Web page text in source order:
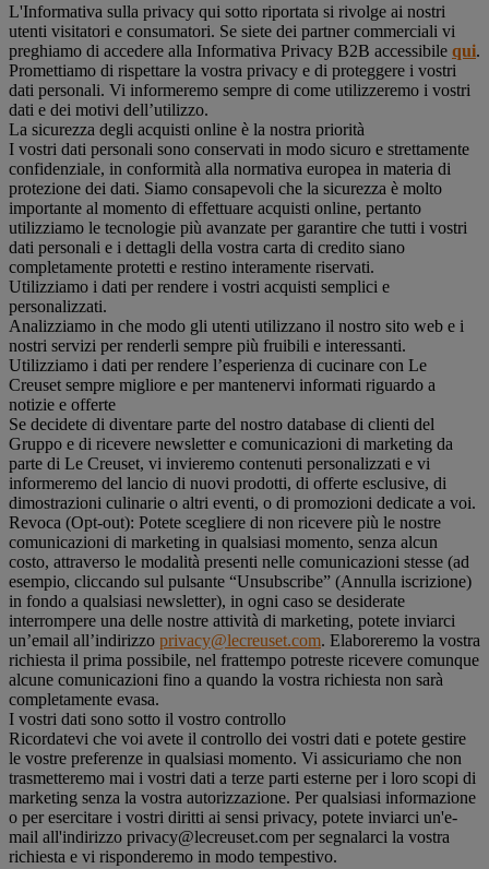
L'Informativa sulla privacy qui sotto riportata si rivolge ai nostri
utenti visitatori e consumatori. Se siete dei partner commerciali vi
preghiamo di accedere alla Informativa Privacy B2B accessibile qui.
Promettiamo di rispettare la vostra privacy e di proteggere i vostri
dati personali. Vi informeremo sempre di come utilizzeremo i vostri
dati e dei motivi dell’utilizzo.
La sicurezza degli acquisti online è la nostra priorità
I vostri dati personali sono conservati in modo sicuro e strettamente
confidenziale, in conformità alla normativa europea in materia di
protezione dei dati. Siamo consapevoli che la sicurezza è molto
importante al momento di effettuare acquisti online, pertanto
utilizziamo le tecnologie più avanzate per garantire che tutti i vostri
dati personali e i dettagli della vostra carta di credito siano
completamente protetti e restino interamente riservati.
Utilizziamo i dati per rendere i vostri acquisti semplici e
personalizzati.
Analizziamo in che modo gli utenti utilizzano il nostro sito web e i
nostri servizi per renderli sempre più fruibili e interessanti.
Utilizziamo i dati per rendere l’esperienza di cucinare con Le
Creuset sempre migliore e per mantenervi informati riguardo a
notizie e offerte
Se decidete di diventare parte del nostro database di clienti del
Gruppo e di ricevere newsletter e comunicazioni di marketing da
parte di Le Creuset, vi invieremo contenuti personalizzati e vi
informeremo del lancio di nuovi prodotti, di offerte esclusive, di
dimostrazioni culinarie o altri eventi, o di promozioni dedicate a voi.
Revoca (Opt-out): Potete scegliere di non ricevere più le nostre
comunicazioni di marketing in qualsiasi momento, senza alcun
costo, attraverso le modalità presenti nelle comunicazioni stesse (ad
esempio, cliccando sul pulsante “Unsubscribe” (Annulla iscrizione)
in fondo a qualsiasi newsletter), in ogni caso se desiderate
interrompere una delle nostre attività di marketing, potete inviarci
un’email all’indirizzo privacy@lecreuset.com. Elaboreremo la vostra
richiesta il prima possibile, nel frattempo potreste ricevere comunque
alcune comunicazioni fino a quando la vostra richiesta non sarà
completamente evasa.
I vostri dati sono sotto il vostro controllo
Ricordatevi che voi avete il controllo dei vostri dati e potete gestire
le vostre preferenze in qualsiasi momento. Vi assicuriamo che non
trasmetteremo mai i vostri dati a terze parti esterne per i loro scopi di
marketing senza la vostra autorizzazione. Per qualsiasi informazione
o per esercitare i vostri diritti ai sensi privacy, potete inviarci un'e-
mail all'indirizzo privacy@lecreuset.com per segnalarci la vostra
richiesta e vi risponderemo in modo tempestivo.